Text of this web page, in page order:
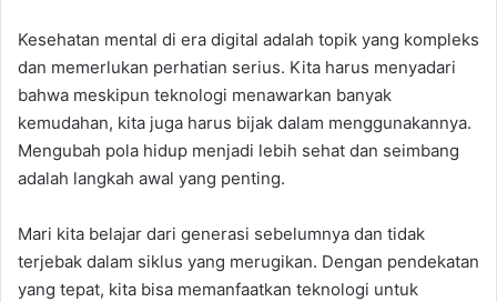
Kesehatan mental di era digital adalah topik yang kompleks
dan memerlukan perhatian serius. Kita harus menyadari
bahwa meskipun teknologi menawarkan banyak
kemudahan, kita juga harus bijak dalam menggunakannya.
Mengubah pola hidup menjadi lebih sehat dan seimbang
adalah langkah awal yang penting.
Mari kita belajar dari generasi sebelumnya dan tidak
terjebak dalam siklus yang merugikan. Dengan pendekatan
yang tepat, kita bisa memanfaatkan teknologi untuk